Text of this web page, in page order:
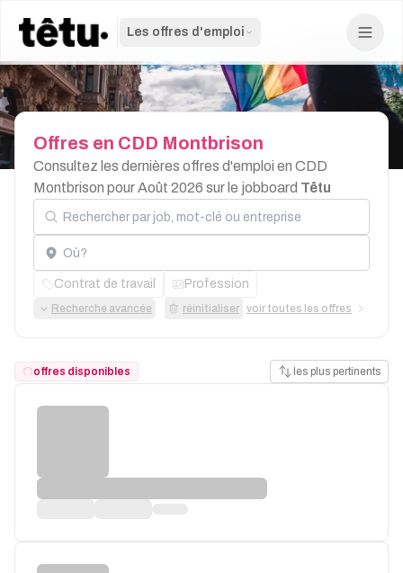
Les offres d'emploi
Offres en CDD Montbrison
Consultez les dernières offres d'emploi en CDD
Montbrison pour Août 2026 sur le jobboard Têtu
Rechercher par job, mot-clé ou entreprise
Localisation
Contrat de travail Profession
Recherche avancée réinitialiser voir toutes les offres
offres disponibles les plus pertinents